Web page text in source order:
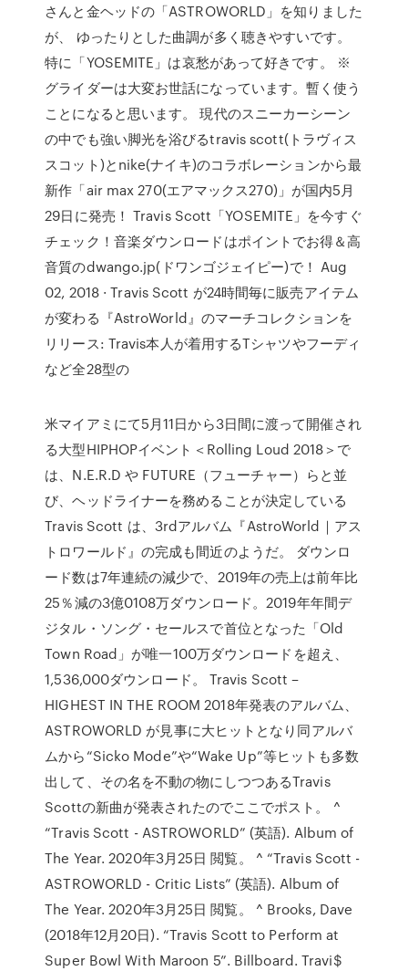
さんと金ヘッドの「ASTROWORLD」を知りました
が、 ゆったりとした曲調が多く聴きやすいです。
特に「YOSEMITE」は哀愁があって好きです。 ※
グライダーは大変お世話になっています。暫く使う
ことになると思います。 現代のスニーカーシーン
の中でも強い脚光を浴びるtravis scott(トラヴィス
スコット)とnike(ナイキ)のコラボレーションから最
新作「air max 270(エアマックス270)」が国内5月
29日に発売！ Travis Scott「YOSEMITE」を今すぐ
チェック！音楽ダウンロードはポイントでお得＆高
音質のdwango.jp(ドワンゴジェイピー)で！ Aug
02, 2018 · Travis Scott が24時間毎に販売アイテム
が変わる『AstroWorld』のマーチコレクションを
リリース: Travis本人が着用するTシャツやフーディ
など全28型の
米マイアミにて5月11日から3日間に渡って開催され
る大型HIPHOPイベント＜Rolling Loud 2018＞で
は、N.E.R.D や FUTURE（フューチャー）らと並
び、ヘッドライナーを務めることが決定している
Travis Scott は、3rdアルバム『AstroWorld｜アス
トロワールド』の完成も間近のようだ。 ダウンロ
ード数は7年連続の減少で、2019年の売上は前年比
25％減の3億0108万ダウンロード。2019年年間デ
ジタル・ソング・セールスで首位となった「Old
Town Road」が唯一100万ダウンロードを超え、
1,536,000ダウンロード。 Travis Scott –
HIGHEST IN THE ROOM 2018年発表のアルバム、
ASTROWORLD が見事に大ヒットとなり同アルバ
ムから“Sicko Mode”や“Wake Up”等ヒットも多数
出して、その名を不動の物にしつつあるTravis
Scottの新曲が発表されたのでここでポスト。 ^
“Travis Scott - ASTROWORLD” (英語). Album of
The Year. 2020年3月25日 閲覧。 ^ “Travis Scott -
ASTROWORLD - Critic Lists” (英語). Album of
The Year. 2020年3月25日 閲覧。 ^ Brooks, Dave
(2018年12月20日). “Travis Scott to Perform at
Super Bowl With Maroon 5”. Billboard. Travi$